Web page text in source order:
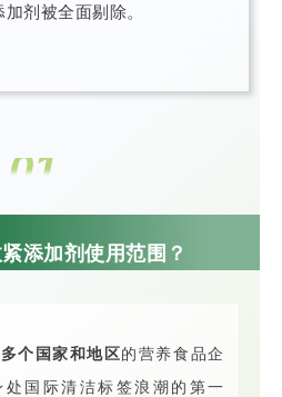
剂被全面剔除。
01
添加剂使用范围？
个国家和地区的营养食品企
国际清洁标签浪潮的第一